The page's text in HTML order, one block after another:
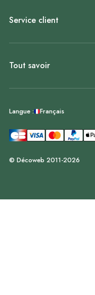
Service client
Tout savoir
Langue : Français
© Décoweb 2011-2026